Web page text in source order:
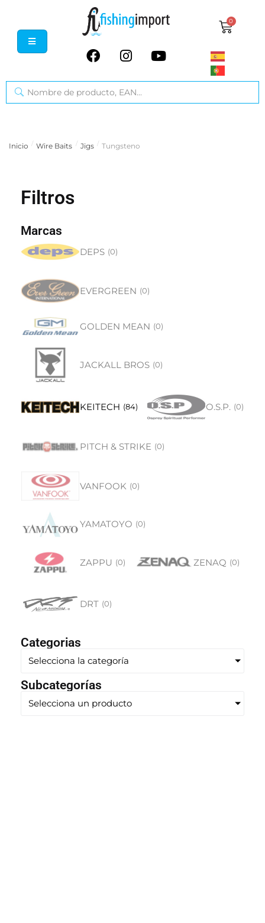
0
Inicio / Wire Baits / Jigs / Tungsteno
Filtros
Marcas
DEPS (0)
EVERGREEN (0)
GOLDEN MEAN (0)
JACKALL BROS (0)
KEITECH (84) O.S.P. (0)
PITCH & STRIKE (0)
VANFOOK (0)
YAMATOYO (0)
ZAPPU (0) ZENAQ (0)
DRT (0)
Categorias
Selecciona la categoría
Subcategorías
Selecciona un producto